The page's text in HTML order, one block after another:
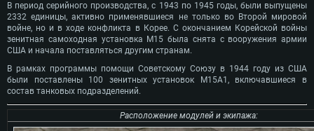
В период серийного производства, с 1943 по 1945 годы, были выпущены
2332 единицы, активно применявшиеся не только во Второй мировой
войне, но и в ходе конфликта в Корее. С окончанием Корейской войны
зенитная самоходная установка М15 была снята с вооружения армии
США и начала поставляться другим странам.
В рамках программы помощи Советскому Союзу в 1944 году из США
были поставлены 100 зенитных установок М15А1, включавшиеся в
состав танковых подразделений.
Расположение модулей и экипажа: